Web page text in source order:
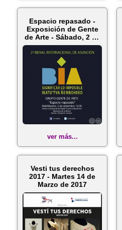
Espacio repasado -
Exposición de Gente
de Arte - Sábado, 2 de
Sep...
ver más...
Vesti tus derechos
2017 - Martes 14 de
Marzo de 2017